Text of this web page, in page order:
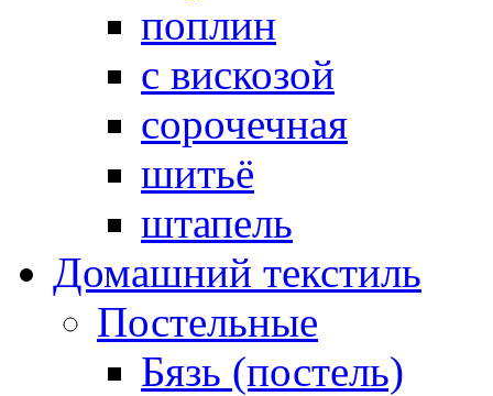
поплин
с вискозой
сорочечная
шитьё
штапель
Домашний текстиль
Постельные
Бязь (постель)